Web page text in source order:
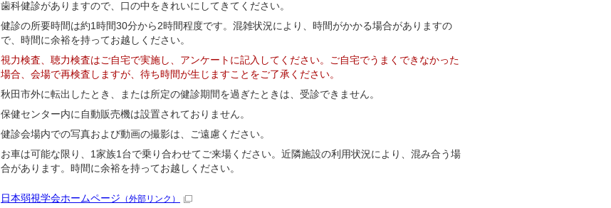
歯科健診がありますので、口の中をきれいにしてきてください。
健診の所要時間は約1時間30分から2時間程度です。混雑状況により、時間がかかる場合がありますの
で、時間に余裕を持ってお越しください。
視力検査、聴力検査はご自宅で実施し、アンケートに記入してください。ご自宅でうまくできなかった
場合、会場で再検査しますが、待ち時間が生じますことをご了承ください。
秋田市外に転出したとき、または所定の健診期間を過ぎたときは、受診できません。
保健センター内に自動販売機は設置されておりません。
健診会場内での写真および動画の撮影は、ご遠慮ください。
お車は可能な限り、1家族1台で乗り合わせてご来場ください。近隣施設の利用状況により、混み合う場
合があります。時間に余裕を持ってお越しください。
日本弱視学会ホームページ （外部リンク）